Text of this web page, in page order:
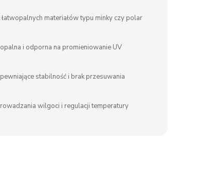
materiałów typu minky czy polar
i odporna na promieniowanie UV
stabilność i brak przesuwania
wilgoci i regulacji temperatury